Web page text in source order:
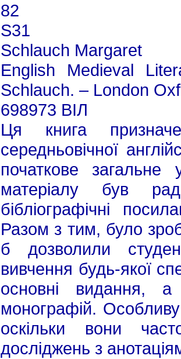
82
S31
Schlauch Margaret
English Medieval
Schlauch. – London
698973 ВІЛ
Ця книга
середньовічної
початкове
матеріалу був
бібліографічні
Разом з тим, було
б дозволили
вивчення будь-якої
основні видання,
монографій. Особливу
оскільки вони
досліджень з